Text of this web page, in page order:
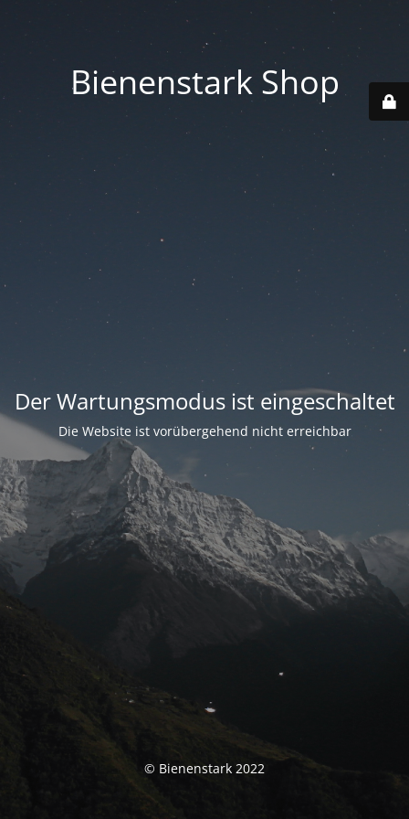
Bienenstark Shop
Der Wartungsmodus ist eingeschaltet
Die Website ist vorübergehend nicht erreichbar
© Bienenstark 2022